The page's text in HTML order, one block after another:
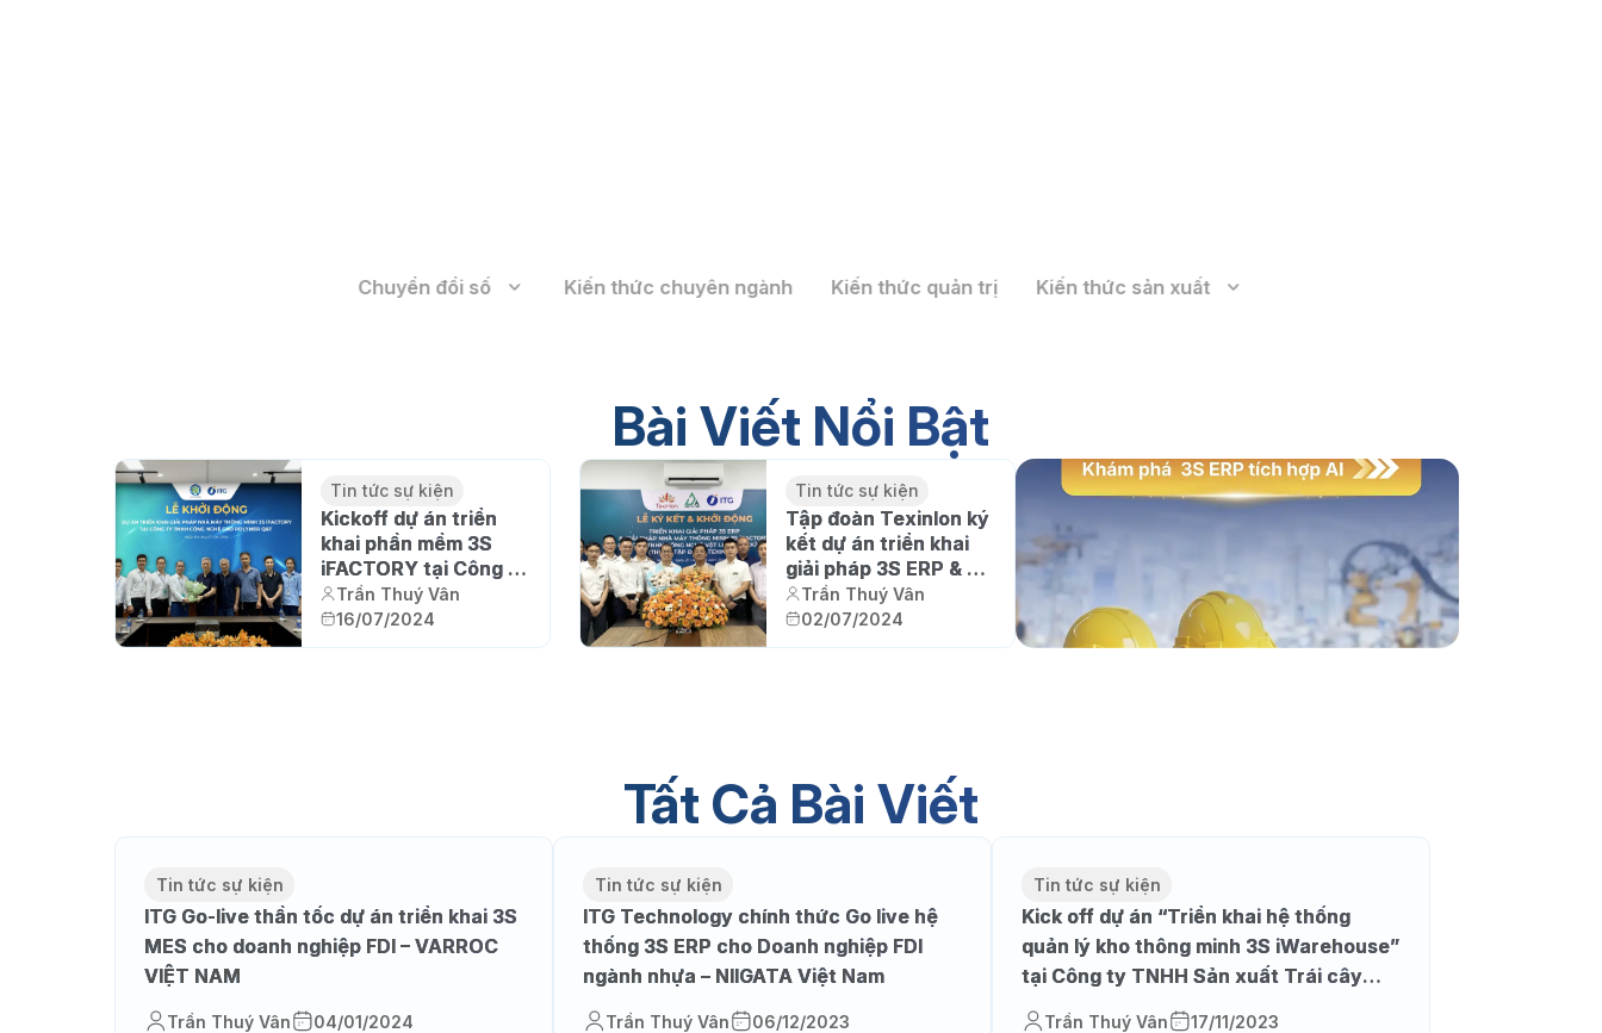
Chuyển đổi số Kiến thức chuyên ngành Kiến thức quản trị Kiến thức sản xuất
Bài Viết Nổi Bật
Tin tức sự kiện
Kickoff dự án triển
khai phần mềm 3S
iFACTORY tại Công ty
TNHH công nghệ cao
Polymer Q&T – Nhà
máy hiện đại nhất thế
Trần Thuý Vân
16/07/2024
Tin tức sự kiện
Tập đoàn Texinlon ký
kết dự án triển khai
giải pháp 3S ERP & 3S
iFACTORY cho nhà
máy Đức Thịnh, góp
phần hiện thực hóa
Trần Thuý Vân
02/07/2024
Tất Cả Bài Viết
Tin tức sự kiện
ITG Go-live thần tốc dự án triển khai 3S
MES cho doanh nghiệp FDI – VARROC
VIỆT NAM
Trần Thuý Vân 04/01/2024
Tin tức sự kiện
ITG Technology chính thức Go live hệ
thống 3S ERP cho Doanh nghiệp FDI
ngành nhựa – NIIGATA Việt Nam
Trần Thuý Vân 06/12/2023
Tin tức sự kiện
Kick off dự án “Triển khai hệ thống
quản lý kho thông minh 3S iWarehouse”
tại Công ty TNHH Sản xuất Trái cây
Hùng Phát
Trần Thuý Vân 17/11/2023